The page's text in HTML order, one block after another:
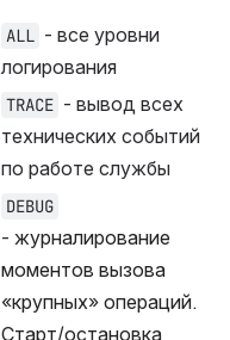
ALL - все уровни
логирования
TRACE - вывод всех
технических событий
по работе службы
DEBUG
- журналирование
моментов вызова
«крупных» операций.
Старт/остановка